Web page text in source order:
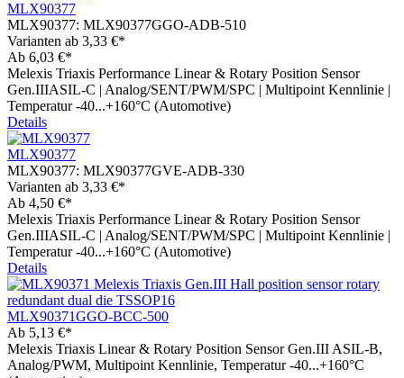
MLX90377
MLX90377: MLX90377GGO-ADB-510
Varianten ab 3,33 €*
Ab 6,03 €*
Melexis Triaxis Performance Linear & Rotary Position Sensor
Gen.IIIASIL-C | Analog/SENT/PWM/SPC | Multipoint Kennlinie |
Temperatur -40...+160°C (Automotive)
Details
MLX90377
MLX90377: MLX90377GVE-ADB-330
Varianten ab 3,33 €*
Ab 4,50 €*
Melexis Triaxis Performance Linear & Rotary Position Sensor
Gen.IIIASIL-C | Analog/SENT/PWM/SPC | Multipoint Kennlinie |
Temperatur -40...+160°C (Automotive)
Details
MLX90371GGO-BCC-500
Ab 5,13 €*
Melexis Triaxis Linear & Rotary Position Sensor Gen.III ASIL-B,
Analog/PWM, Multipoint Kennlinie, Temperatur -40...+160°C